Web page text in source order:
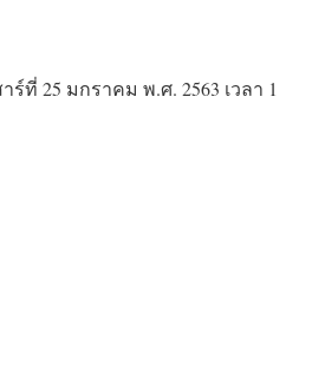
ที่ 25 มกราคม พ.ศ. 2563 เวลา 1